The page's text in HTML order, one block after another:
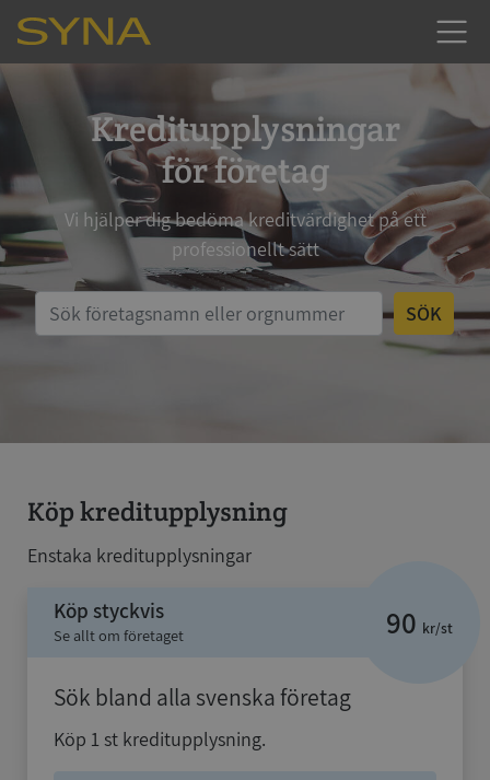
Kreditupplysningar
för företag
Vi hjälper dig bedöma kreditvärdighet på ett
professionellt sätt
SÖK
Köp kreditupplysning
Enstaka kreditupplysningar
90 kr/st
Köp styckvis
Se allt om företaget
Sök bland alla svenska företag
Köp 1 st kreditupplysning.